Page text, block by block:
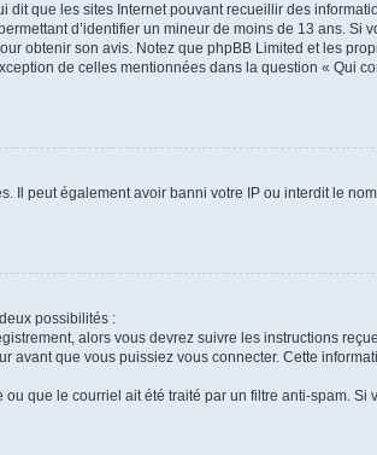
dit que les sites Internet pouvant recueillir des
d’identifier un mineur de moins de 13 ans. Si
obtenir son avis. Notez que phpBB Limited et les
de celles mentionnées dans la question « Qui
Il peut également avoir banni votre IP ou interdit le
possibilités :
alors vous devrez suivre les instructions
que vous puissiez vous connecter. Cette
que le courriel ait été traité par un filtre anti-spam. Si